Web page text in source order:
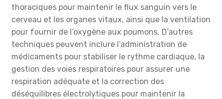
thoraciques pour maintenir le flux sanguin vers le
cerveau et les organes vitaux, ainsi que la ventilation
pour fournir de l’oxygène aux poumons. D’autres
techniques peuvent inclure l’administration de
médicaments pour stabiliser le rythme cardiaque, la
gestion des voies respiratoires pour assurer une
respiration adéquate et la correction des
déséquilibres électrolytiques pour maintenir la